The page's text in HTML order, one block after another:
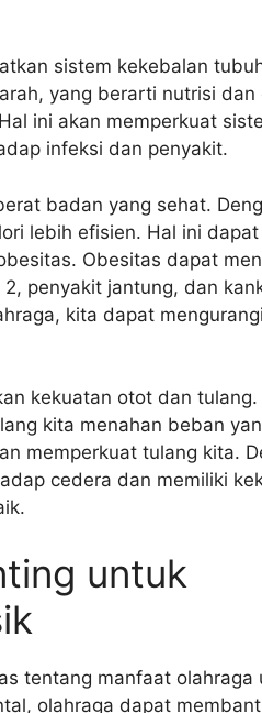
sistem kekebalan
yang berarti nutrisi dan
ini akan memperkuat
infeksi dan penyakit.
badan yang sehat.
lebih efisien. Hal ini dapat
Obesitas dapat
penyakit jantung, dan
kita dapat
kekuatan otot dan tulang.
kita menahan beban
memperkuat tulang kita.
cedera dan memiliki
untuk
tentang manfaat olahraga
olahraga dapat